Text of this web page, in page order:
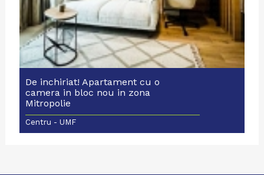
De inchiriat! Apartament cu o
camera in bloc nou in zona
Mitropolie
Centru - UMF